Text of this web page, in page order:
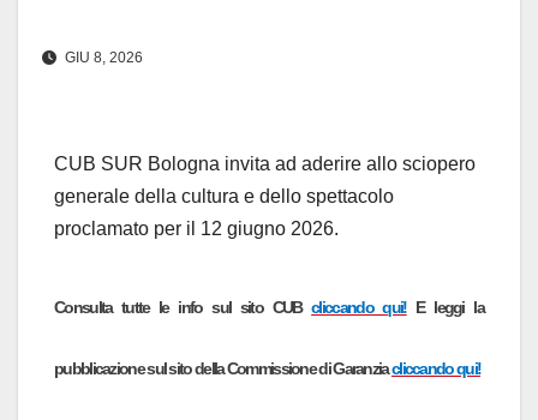
GIU 8, 2026
CUB SUR Bologna invita ad aderire allo sciopero
generale della cultura e dello spettacolo
proclamato per il 12 giugno 2026.
Consulta tutte le info sul sito CUBcliccando qui! E leggi la
pubblicazione sul sito della Commissione di Garanziacliccando qui!